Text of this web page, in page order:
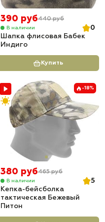
390 руб440 руб
В наличии
0
Шапка флисовая Бабек
Индиго
Купить
-18%
380 руб465 руб
В наличии
5
Кепка-бейсболка
тактическая Бежевый
Питон